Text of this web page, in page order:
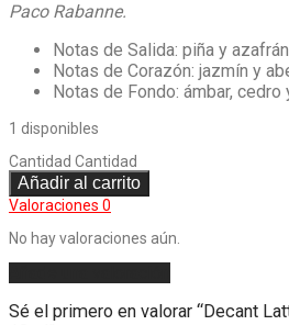
Paco Rabanne.
Notas de Salida: piña y azafrán.
Notas de Corazón: jazmín y
Notas de Fondo: ámbar, cedro
1 disponibles
Cantidad Cantidad
Añadir al carrito
Valoraciones 0
No hay valoraciones aún.
Sé el primero en valorar “Decant